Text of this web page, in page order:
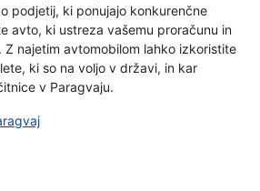
podjetij, ki ponujajo konkurenčne
avto, ki ustreza vašemu proračunu in
najetim avtomobilom lahko izkoristite
ki so na voljo v državi, in kar
v Paragvaju.